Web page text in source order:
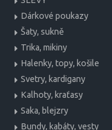
Dárkové poukazy
Šaty, sukně
Trika, mikiny
Halenky, topy, košile
Svetry, kardigany
Kalhoty, kraťasy
Saka, blejzry
Bundy, kabáty, vesty